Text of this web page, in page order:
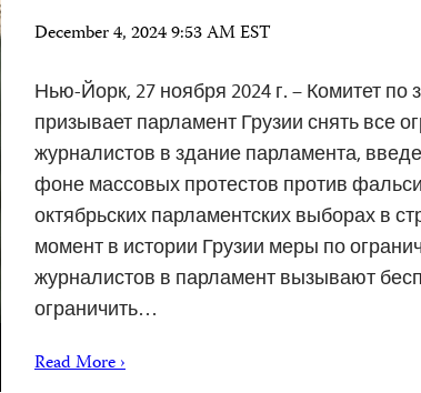
December 4, 2024 9:53 AM EST
Нью-Йорк, 27 ноября 2024 г. – Комитет по
призывает парламент Грузии снять все
журналистов в здание парламента,
фоне массовых протестов против
октябрьских парламентских выборах в
момент в истории Грузии меры по
журналистов в парламент вызывают
ограничить…
Read More ›